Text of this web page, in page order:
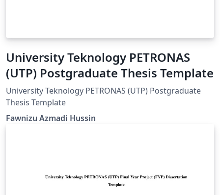
University Teknology PETRONAS
(UTP) Postgraduate Thesis Template
University Teknology PETRONAS (UTP) Postgraduate
Thesis Template
Fawnizu Azmadi Hussin